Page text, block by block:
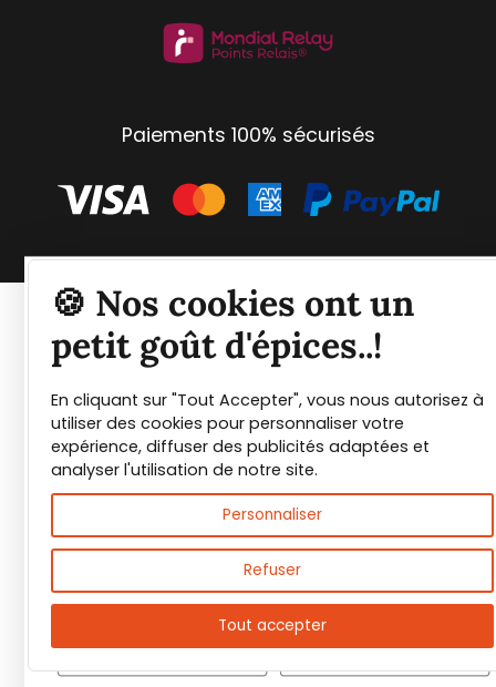
Paiements 100% sécurisés
🍪 Nos cookies ont un
petit goût d'épices..!
En cliquant sur "Tout Accepter", vous nous autorisez à
utiliser des cookies pour personnaliser votre
expérience, diffuser des publicités adaptées et
analyser l'utilisation de notre site.
Personnaliser
Refuser
Tout accepter
Tout savoir sur les
épices et leurs usages
Guide PDF offert !
Inscrivez vous à notre Newsletter et
téléchargez gratuitement le guide des
épices de Max Daumin,un guide numérique
pour vous familiariser avec les épices et
leurs usages!